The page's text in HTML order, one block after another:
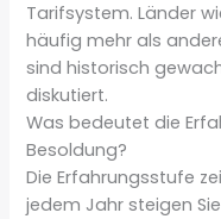
Tarifsystem. Länder
häufig mehr als
sind historisch
diskutiert.
Was bedeutet die
Besoldung?
Die Erfahrungsstufe
jedem Jahr steigen